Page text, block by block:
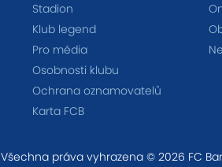
Stadion
Klub legend
Pro média
Osobnosti klubu
Ochrana oznamovatelů
Karta FCB
Všechna práva vyhrazena © 2026 FC